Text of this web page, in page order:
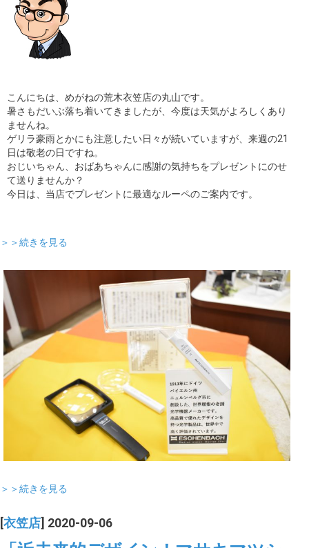
こんにちは、めがねの荒木衣笠店の丸山です。
暑さもだいぶ落ち着いてきましたが、今度は天気がよろしくあり
ませんね。
ゲリラ豪雨とかにも注意したい日々が続いていますが、来週の21
日は敬老の日ですね。
おじいちゃん、おばあちゃんに感謝の気持ちをプレゼントにのせ
て送りませんか？
今日は、当店でプレゼントに最適なルーペのご案内です。
＞＞続きを見る
＞＞続きを見る
[衣笠店] 2020-09-06